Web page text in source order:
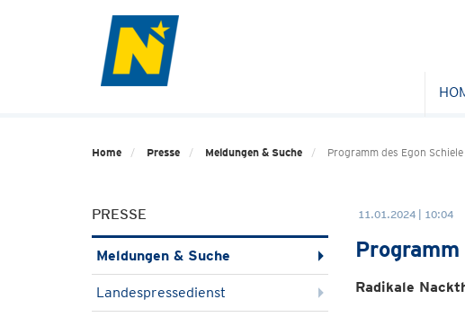
Home Presse Meldungen & Suche Programm des Egon
PRESSE
Meldungen & Suche
Landespressedienst
11.01.2024 | 10:04
Radikale